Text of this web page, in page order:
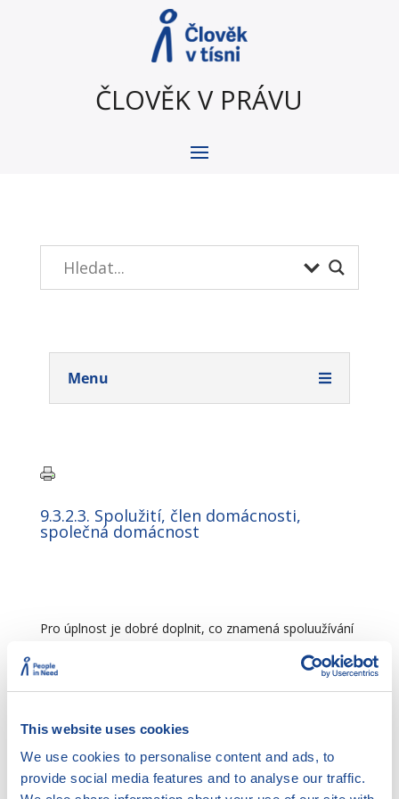
This website uses cookies
We use cookies to personalise content and ads, to
provide social media features and to analyse our traffic.
ČLOVĚK V PRÁVU
Menu
9.3.2.3. Spolužití, člen domácnosti,
společná domácnost
Pro úplnost je dobré doplnit, co znamená spoluužívání
(typicky není vlastníkem nebo nájemcem objektu).
souhlasu oprávněného uživatele
Souhlasem oprávněného uživatele nevzniká stejné
právo spolužijící osobě, nositelem práv a povinností